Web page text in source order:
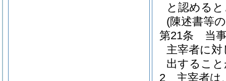
と認める
(陳述書等
第21条
当
主宰者に
出するこ
2
主宰者は